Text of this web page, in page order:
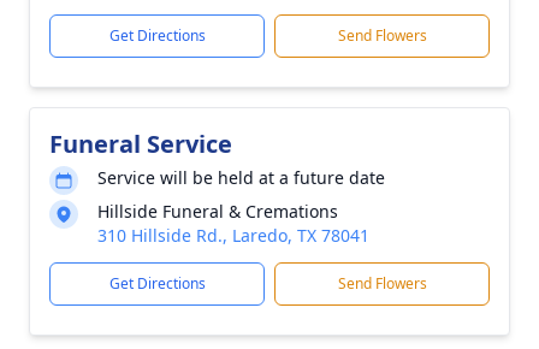
Get Directions Send Flowers
Funeral Service
Service will be held at a future date
Hillside Funeral & Cremations
310 Hillside Rd., Laredo, TX 78041
Get Directions Send Flowers